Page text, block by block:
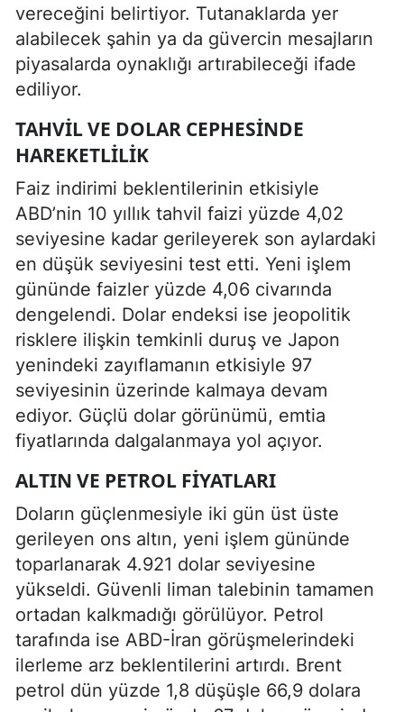
vereceğini belirtiyor. Tutanaklarda yer
alabilecek şahin ya da güvercin mesajların
piyasalarda oynaklığı artırabileceği ifade
ediliyor.
TAHVIL VE DOLAR CEPHESINDE
HAREKETLILIK
Faiz indirimi beklentilerinin etkisiyle
ABD’nin 10 yıllık tahvil faizi yüzde 4,02
seviyesine kadar gerileyerek son aylardaki
en düşük seviyesini test etti. Yeni işlem
gününde faizler yüzde 4,06 civarında
dengelendi. Dolar endeksi ise jeopolitik
risklere ilişkin temkinli duruş ve Japon
yenindeki zayıflamanın etkisiyle 97
seviyesinin üzerinde kalmaya devam
ediyor. Güçlü dolar görünümü, emtia
fiyatlarında dalgalanmaya yol açıyor.
ALTIN VE PETROL FIYATLARI
Doların güçlenmesiyle iki gün üst üste
gerileyen ons altın, yeni işlem gününde
toparlanarak 4.921 dolar seviyesine
yükseldi. Güvenli liman talebinin tamamen
ortadan kalkmadığı görülüyor. Petrol
tarafında ise ABD-İran görüşmelerindeki
ilerleme arz beklentilerini artırdı. Brent
petrol dün yüzde 1,8 düşüşle 66,9 dolara